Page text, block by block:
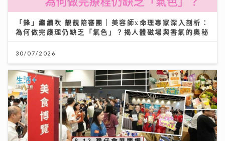
「鋒」繼續吹 靚靚陪審團 | 美容師x命理專家深入剖析：
為何做完護理仍缺乏「氣色」？揭人體磁場與香氣的奧秘
30/07/2026